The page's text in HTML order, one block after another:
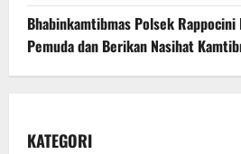
Bhabinkamtibmas Polsek
Pemuda dan Berikan Nasihat
KATEGORI